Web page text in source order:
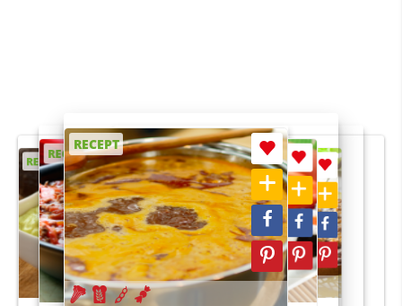
RECEPT
RECEPT
RECEPT
RECEPT
RECEPT